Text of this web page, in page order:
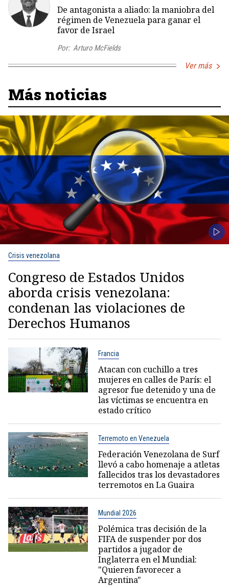
De antagonista a aliado: la maniobra del
régimen de Venezuela para ganar el
favor de Israel
Por: Arturo McFields
Ver más
Más noticias
Crisis venezolana
Congreso de Estados Unidos
aborda crisis venezolana:
condenan las violaciones de
Derechos Humanos
Francia
Atacan con cuchillo a tres
mujeres en calles de París: el
agresor fue detenido y una de
las víctimas se encuentra en
estado crítico
Terremoto en Venezuela
Federación Venezolana de Surf
llevó a cabo homenaje a atletas
fallecidos tras los devastadores
terremotos en La Guaira
Mundial 2026
Polémica tras decisión de la
FIFA de suspender por dos
partidos a jugador de
Inglaterra en el Mundial:
"Quieren favorecer a
Argentina"